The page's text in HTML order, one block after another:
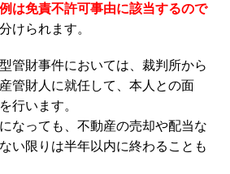
は免責不許可事由に該当するので
けられます。
管財事件においては、裁判所から
管財人に就任して、本人との面
行います。
なっても、不動産の売却や配当な
い限りは半年以内に終わることも